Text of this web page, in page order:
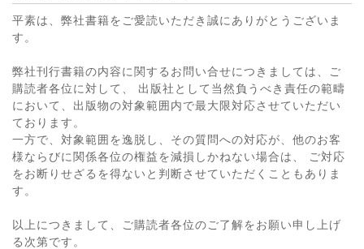
平素は、弊社書籍をご愛読いただき誠にありがとうございま
す。
弊社刊行書籍の内容に関するお問い合せにつきましては、ご
購読者各位に対して、 出版社として当然負うべき責任の範疇
において、出版物の対象範囲内で最大限対応させていただい
ております。
一方で、対象範囲を逸脱し、その質問への対応が、他のお客
様ならびに関係各位の権益を減損しかねない場合は、 ご対応
をお断りせざるを得ないと判断させていただくこともありま
す。
以上につきまして、ご購読者各位のご了解をお願い申し上げ
る次第です。